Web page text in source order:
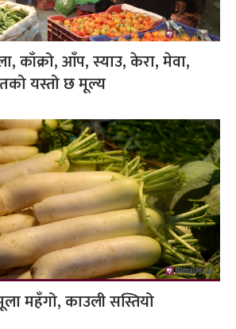
काँक्रो, आँप, स्याउ, केरा, मेवा,
यस्तो छ मूल्य
महँगो, काउली सस्तियो